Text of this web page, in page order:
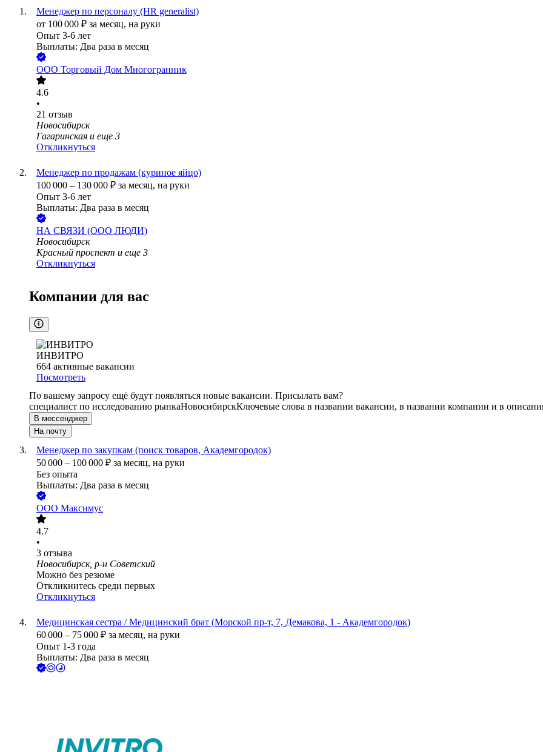
Менеджер по персоналу (HR generalist)
от 100 000 ₽ за месяц, на руки
Опыт 3-6 лет
Выплаты: Два раза в месяц
ООО Торговый Дом Многогранник
4.6
•
21 отзыв
Новосибирск
Гагаринская и еще 3
Откликнуться
Менеджер по продажам (куриное яйцо)
100 000 – 130 000 ₽ за месяц, на руки
Опыт 3-6 лет
Выплаты: Два раза в месяц
НА СВЯЗИ (ООО ЛЮДИ)
Новосибирск
Красный проспект и еще 3
Откликнуться
Компании для вас
ИНВИТРО
664 активные вакансии
Посмотреть
По вашему запросу ещё будут появляться новые вакансии. Присылать вам?
специалист по исследованию рынкаНовосибирскКлючевые слова в названии вакансии, в названии компании и в
В мессенджер
На почту
Менеджер по закупкам (поиск товаров, Академгородок)
50 000 – 100 000 ₽ за месяц, на руки
Без опыта
Выплаты: Два раза в месяц
ООО Максимус
4.7
•
3 отзыва
Новосибирск, р-н Советский
Можно без резюме
Откликнитесь среди первых
Откликнуться
Медицинская сестра / Медицинский брат (Морской пр-т, 7, Демакова, 1 - Академгородок)
60 000 – 75 000 ₽ за месяц, на руки
Опыт 1-3 года
Выплаты: Два раза в месяц